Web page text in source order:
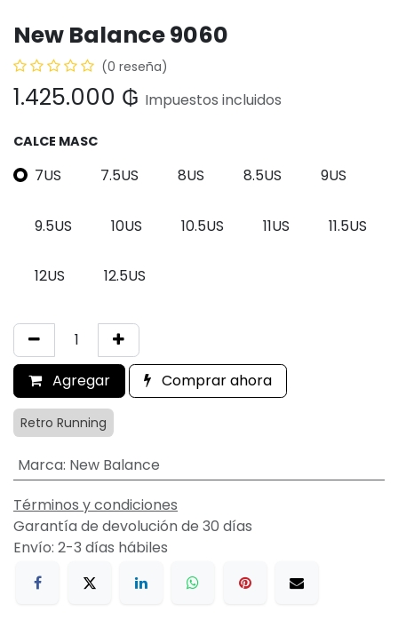
New Balance 9060
(0 reseña)
1.425.000 ₲ Impuestos incluidos
CALCE MASC
7US 7.5US 8US 8.5US 9US
9.5US 10US 10.5US 11US 11.5US
12US 12.5US
Agregar Comprar ahora
Retro Running
Marca: New Balance
Términos y condiciones
Garantía de devolución de 30 días
Envío: 2-3 días hábiles